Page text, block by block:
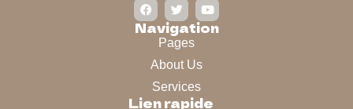
Navigation
Pages
About Us
Services
Lien rapide